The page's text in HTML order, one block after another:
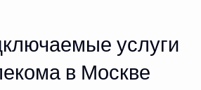
услуги
в Москве